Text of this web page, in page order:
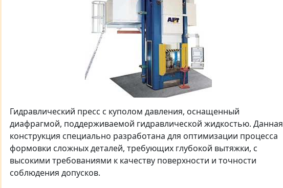
Гидравлический пресс с куполом давления, оснащенный
диафрагмой, поддерживаемой гидравлической жидкостью. Данная
конструкция специально разработана для оптимизации процесса
формовки сложных деталей, требующих глубокой вытяжки, с
высокими требованиями к качеству поверхности и точности
соблюдения допусков.